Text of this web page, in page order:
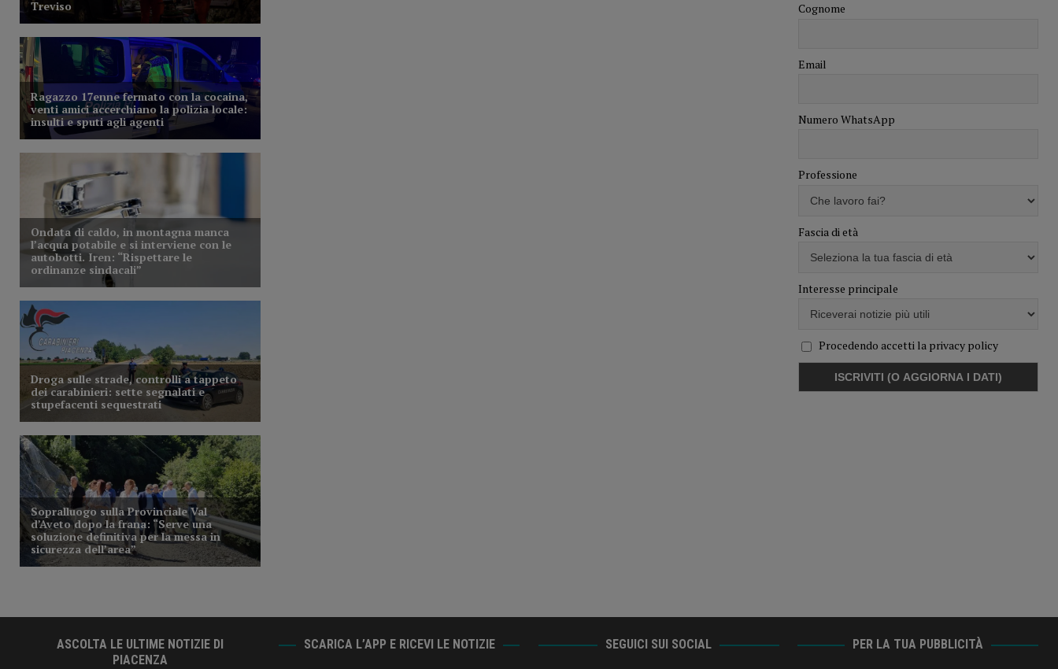
Cognome
Email
Numero WhatsApp
Professione
Fascia di età
Interesse principale
Procedendo accetti la privacy policy
ASCOLTA LE ULTIME NOTIZIE DI
PIACENZA
SCARICA L’APP E RICEVI LE NOTIZIE SEGUICI SUI SOCIAL PER LA TUA PUBBLICITÀ